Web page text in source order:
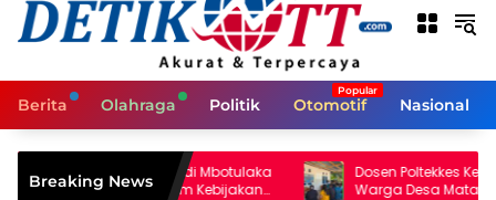
Berita Olahraga Politik Otomotif Nasional
Breaking News
Unwira di Mbotulaka
Aktif dalam Kebijakan
Dosen Poltekkes Kemenkes Kupang
Warga Desa Mata Air Olah Kelor dan